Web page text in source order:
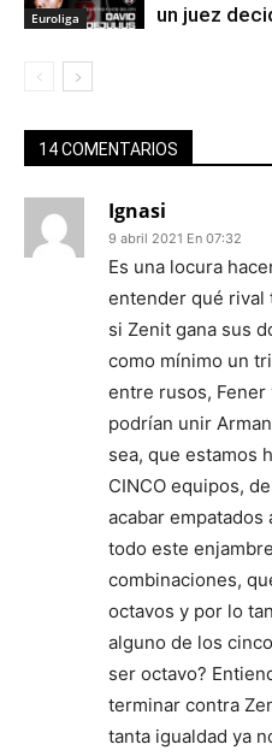
Euroliga
un juez
14 COMENTARIOS
Ignasi
9 abril 2021 En 07:32
Es una locura
entender qué rival
si Zenit gana sus
como mínimo un
entre rusos, Fener
podrían unir
sea, que estamos
CINCO equipos,
acabar empatados
todo este
combinaciones,
octavos y por lo
alguno de los
ser octavo?
terminar contra
tanta igualdad ya